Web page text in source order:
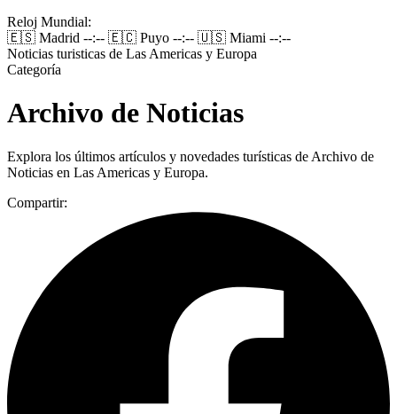
Reloj Mundial:
🇪🇸 Madrid --:-- 🇪🇨 Puyo --:-- 🇺🇸 Miami --:--
Noticias turisticas de Las Americas y Europa
Categoría
Archivo de Noticias
Explora los últimos artículos y novedades turísticas de Archivo de
Noticias en Las Americas y Europa.
Compartir: